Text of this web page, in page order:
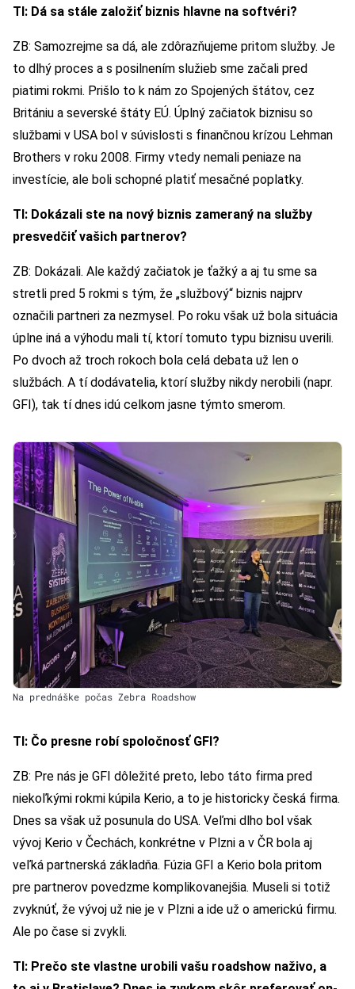
TI: Dá sa stále založiť biznis hlavne na softvéri?
ZB: Samozrejme sa dá, ale zdôrazňujeme pritom služby. Je
to dlhý proces a s posilnením služieb sme začali pred
piatimi rokmi. Prišlo to k nám zo Spojených štátov, cez
Britániu a severské štáty EÚ. Úplný začiatok biznisu so
službami v USA bol v súvislosti s finančnou krízou Lehman
Brothers v roku 2008. Firmy vtedy nemali peniaze na
investície, ale boli schopné platiť mesačné poplatky.
TI: Dokázali ste na nový biznis zameraný na služby
presvedčiť vašich partnerov?
ZB: Dokázali. Ale každý začiatok je ťažký a aj tu sme sa
stretli pred 5 rokmi s tým, že „službový“ biznis najprv
označili partneri za nezmysel. Po roku však už bola situácia
úplne iná a výhodu mali tí, ktorí tomuto typu biznisu uverili.
Po dvoch až troch rokoch bola celá debata už len o
službách. A tí dodávatelia, ktorí služby nikdy nerobili (napr.
GFI), tak tí dnes idú celkom jasne týmto smerom.
Na prednáške počas Zebra Roadshow
TI: Čo presne robí spoločnosť GFI?
ZB: Pre nás je GFI dôležité preto, lebo táto firma pred
niekoľkými rokmi kúpila Kerio, a to je historicky česká firma.
Dnes sa však už posunula do USA. Veľmi dlho bol však
vývoj Kerio v Čechách, konkrétne v Plzni a v ČR bola aj
veľká partnerská základňa. Fúzia GFI a Kerio bola pritom
pre partnerov povedzme komplikovanejšia. Museli si totiž
zvyknúť, že vývoj už nie je v Plzni a ide už o americkú firmu.
Ale po čase si zvykli.
TI: Prečo ste vlastne urobili vašu roadshow naživo, a